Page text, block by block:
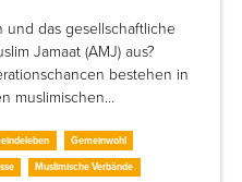
und das gesellschaftliche
Jamaat (AMJ) aus?
bestehen in
muslimischen…
Gemeinwohl
Muslimische Verbände